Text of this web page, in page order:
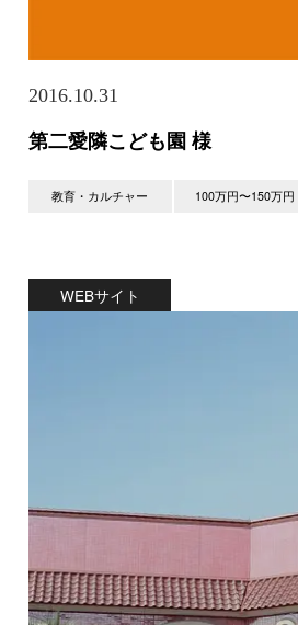
2016.10.31
第二愛隣こども園 様
教育・カルチャー 100万円〜150万円
WEBサイト